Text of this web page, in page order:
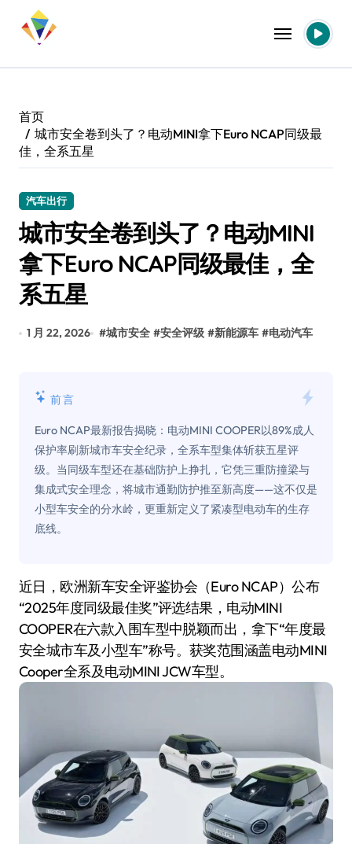
首页
城市安全卷到头了？电动MINI拿下Euro NCAP同级最
佳，全系五星
汽车出行
城市安全卷到头了？电动MINI
拿下Euro NCAP同级最佳，全
系五星
1 月 22, 2026 #城市安全 #安全评级 #新能源车 #电动汽车
前言
Euro NCAP最新报告揭晓：电动MINI COOPER以89%成人
保护率刷新城市车安全纪录，全系车型集体斩获五星评
级。当同级车型还在基础防护上挣扎，它凭三重防撞梁与
集成式安全理念，将城市通勤防护推至新高度——这不仅是
小型车安全的分水岭，更重新定义了紧凑型电动车的生存
底线。
近日，欧洲新车安全评鉴协会（Euro NCAP）公布
“2025年度同级最佳奖”评选结果，电动MINI
COOPER在六款入围车型中脱颖而出，拿下“年度最
安全城市车及小型车”称号。获奖范围涵盖电动MINI
Cooper全系及电动MINI JCW车型。